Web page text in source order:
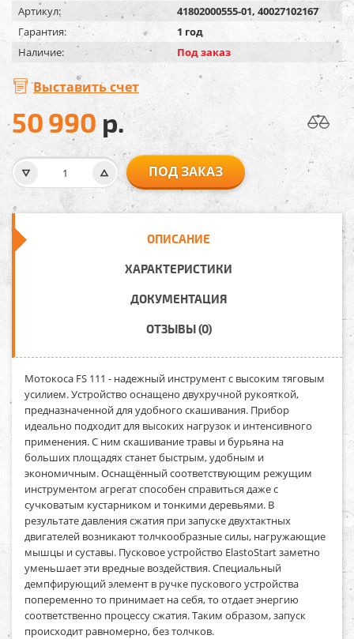
Артикул:
41802000555-01, 40027102167
Гарантия:
1 год
Наличие:
Под заказ
Выставить счет
50 990р.
ПОД ЗАКАЗ
ОПИСАНИЕ
ХАРАКТЕРИСТИКИ
ДОКУМЕНТАЦИЯ
ОТЗЫВЫ (0)
Мотокоса FS 111 - надежный инструмент с высоким тяговым
усилием. Устройство оснащено двухручной рукояткой,
предназначенной для удобного скашивания. Прибор
идеально подходит для высоких нагрузок и интенсивного
применения. С ним скашивание травы и бурьяна на
больших площадях станет быстрым, удобным и
экономичным. Оснащённый соответствующим режущим
инструментом агрегат способен справиться даже с
сучковатым кустарником и тонкими деревьями. В
результате давления сжатия при запуске двухтактных
двигателей возникают толчкообразные силы, нагружающие
мышцы и суставы. Пусковое устройство ElastoStart заметно
уменьшает эти вредные воздействия. Специальный
демпфирующий элемент в ручке пускового устройства
попеременно то принимает на себя, то отдает энергию
соответственно процессу сжатия. Таким образом, запуск
происходит равномерно, без толчков.